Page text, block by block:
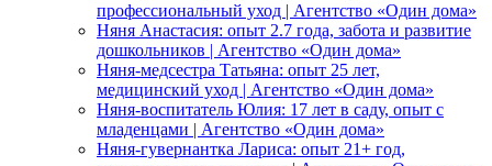
профессиональный уход | Агентство «Один дома»
Няня Анастасия: опыт 2.7 года, забота и развитие
дошкольников | Агентство «Один дома»
Няня-медсестра Татьяна: опыт 25 лет,
медицинский уход | Агентство «Один дома»
Няня-воспитатель Юлия: 17 лет в саду, опыт с
младенцами | Агентство «Один дома»
Няня-гувернантка Лариса: опыт 21+ год,